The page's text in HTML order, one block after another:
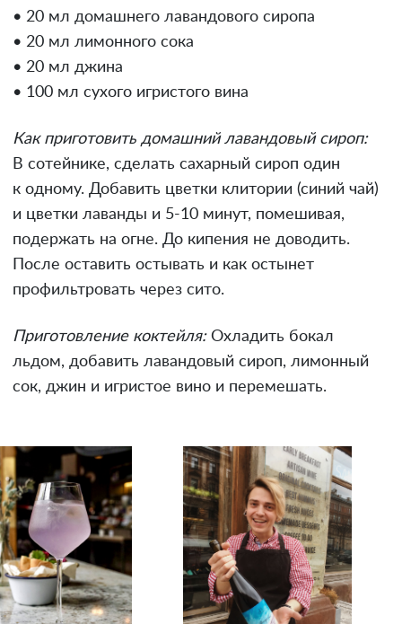
• 20 мл домашнего лавандового сиропа
• 20 мл лимонного сока
• 20 мл джина
• 100 мл сухого игристого вина
Как приготовить домашний лавандовый сироп:
В сотейнике, сделать сахарный сироп один
к одному. Добавить цветки клитории (синий чай)
и цветки лаванды и 5-10 минут, помешивая,
подержать на огне. До кипения не доводить.
После оставить остывать и как остынет
профильтровать через сито.
Приготовление коктейля: Охладить бокал
льдом, добавить лавандовый сироп, лимонный
сок, джин и игристое вино и перемешать.